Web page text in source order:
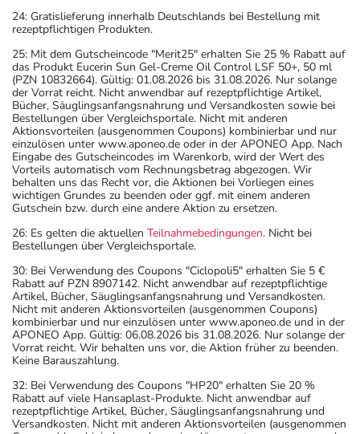
24: Gratislieferung innerhalb Deutschlands bei Bestellung mit
rezeptpflichtigen Produkten.
25: Mit dem Gutscheincode "Merit25" erhalten Sie 25 % Rabatt auf
das Produkt Eucerin Sun Gel-Creme Oil Control LSF 50+, 50 ml
(PZN 10832664). Gültig: 01.08.2026 bis 31.08.2026. Nur solange
der Vorrat reicht. Nicht anwendbar auf rezeptpflichtige Artikel,
Bücher, Säuglingsanfangsnahrung und Versandkosten sowie bei
Bestellungen über Vergleichsportale. Nicht mit anderen
Aktionsvorteilen (ausgenommen Coupons) kombinierbar und nur
einzulösen unter www.aponeo.de oder in der APONEO App. Nach
Eingabe des Gutscheincodes im Warenkorb, wird der Wert des
Vorteils automatisch vom Rechnungsbetrag abgezogen. Wir
behalten uns das Recht vor, die Aktionen bei Vorliegen eines
wichtigen Grundes zu beenden oder ggf. mit einem anderen
Gutschein bzw. durch eine andere Aktion zu ersetzen.
26: Es gelten die aktuellen Teilnahmebedingungen. Nicht bei
Bestellungen über Vergleichsportale.
30: Bei Verwendung des Coupons "Ciclopoli5" erhalten Sie 5 €
Rabatt auf PZN 8907142. Nicht anwendbar auf rezeptpflichtige
Artikel, Bücher, Säuglingsanfangsnahrung und Versandkosten.
Nicht mit anderen Aktionsvorteilen (ausgenommen Coupons)
kombinierbar und nur einzulösen unter www.aponeo.de und in der
APONEO App. Gültig: 06.08.2026 bis 31.08.2026. Nur solange der
Vorrat reicht. Wir behalten uns vor, die Aktion früher zu beenden.
Keine Barauszahlung.
32: Bei Verwendung des Coupons "HP20" erhalten Sie 20 %
Rabatt auf viele Hansaplast-Produkte. Nicht anwendbar auf
rezeptpflichtige Artikel, Bücher, Säuglingsanfangsnahrung und
Versandkosten. Nicht mit anderen Aktionsvorteilen (ausgenommen